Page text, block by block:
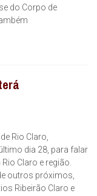
do Corpo de
Rio Claro,
dia 28, para falar
Claro e região.
outros próximos,
Ribeirão Claro e